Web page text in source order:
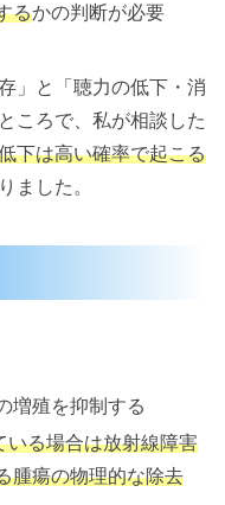
るかの判断が必要
」と「聴力の低下・消
ころで、私が相談した
下は高い確率で起こる
ました。
増殖を抑制する
いる場合は放射線障害
腫瘍の物理的な除去